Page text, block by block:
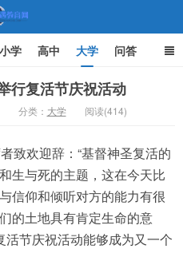
学 高中 大学 问答
行复活节庆祝活动
分类： 大学 阅读(414)
致欢迎辞：“基督神圣复活的
生与死的主题，这在今天比
信仰和倾听对方的能力有很
的土地具有肯定生命的意
活节庆祝活动能够成为又一个